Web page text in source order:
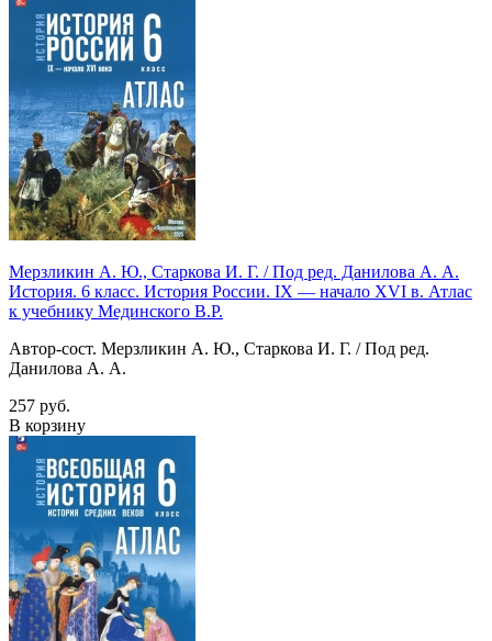
Мерзликин А. Ю., Старкова И. Г. / Под ред. Данилова А. А.
История. 6 класс. История России. IX — начало XVI в. Атлас
к учебнику Мединского В.Р.
Автор-сост. Мерзликин А. Ю., Старкова И. Г. / Под ред.
Данилова А. А.
257 руб.
В корзину